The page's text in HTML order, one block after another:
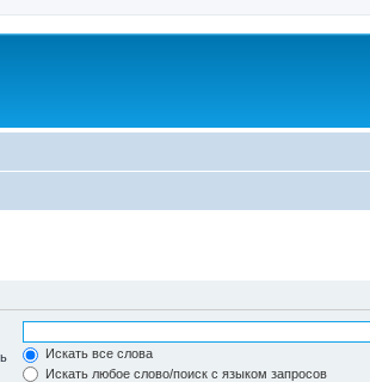
Искать все слова
Искать любое слово/поиск с языком запросов